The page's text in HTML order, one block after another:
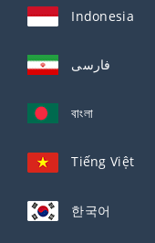
Indonesia
فارسی
বাংলা
Tiếng Việt
한국어